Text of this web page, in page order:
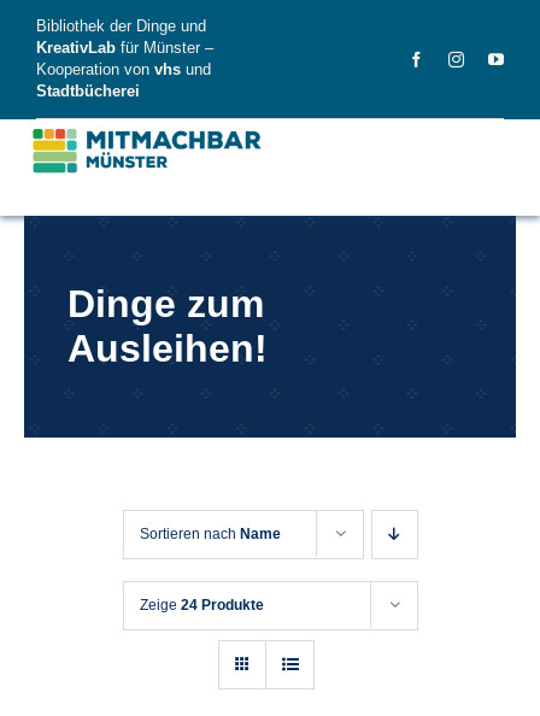
content
Bibliothek der Dinge und
KreativLab für Münster –
Kooperation von vhs und
Stadtbücherei
Dinge
FAQ
Dinge zum
Ausleihen!
Sortieren nach Name
Zeige 24 Produkte